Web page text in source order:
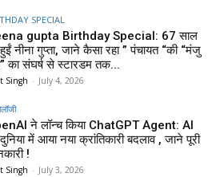
SPECIAL
gupta Birthday Special: 67 साल
नीना गुप्ता, जाने कैसा रहा ” पंचायत “की “मंजु
का संघर्ष से स्टारडम तक...
Singh - July 4, 2026
ने लॉन्च किया ChatGPT Agent: AI
में आया नया क्रांतिकारी बदलाव , जाने पूरी
!
Singh - July 3, 2026